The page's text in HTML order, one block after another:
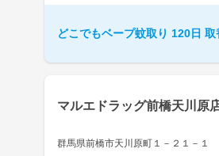
どこでもベープ蚊取り 120日 取
マルエドラッグ前橋天川原
群馬県前橋市天川原町１－２１－１